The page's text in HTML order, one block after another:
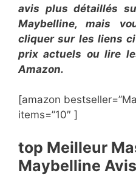
avis plus détaillés
Maybelline, mais
cliquer sur les liens
prix actuels ou lire
Amazon.
[amazon
items=”10″ ]
top Meilleur
Maybelline